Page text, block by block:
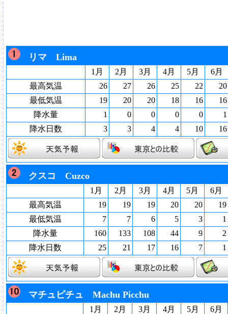
リマ Lima
1月 2月 3月 4月 5月
6月
最高気温
26 27 26 25 22
20
最低気温
19 20 20 18 16
16
降水量
1 0 0 0 0
1
降水日数
3 3 4 4 10 16
クスコ Cuzco
1月 2月 3月 4月 5月
6月
最高気温
19 19 19 20 20
19
最低気温
7 7 6 5 3
1
降水量
160 133 108 44 9
2
降水日数
25 21 17 16 7 1
マチュピチュ Machu Picchu
1月 2月 3月 4月 5月
6月